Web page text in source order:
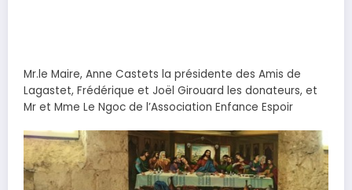
Mr.le Maire, Anne Castets la présidente des Amis de
Lagastet, Frédérique et Joël Girouard les donateurs, et
Mr et Mme Le Ngoc de l’Association Enfance Espoir